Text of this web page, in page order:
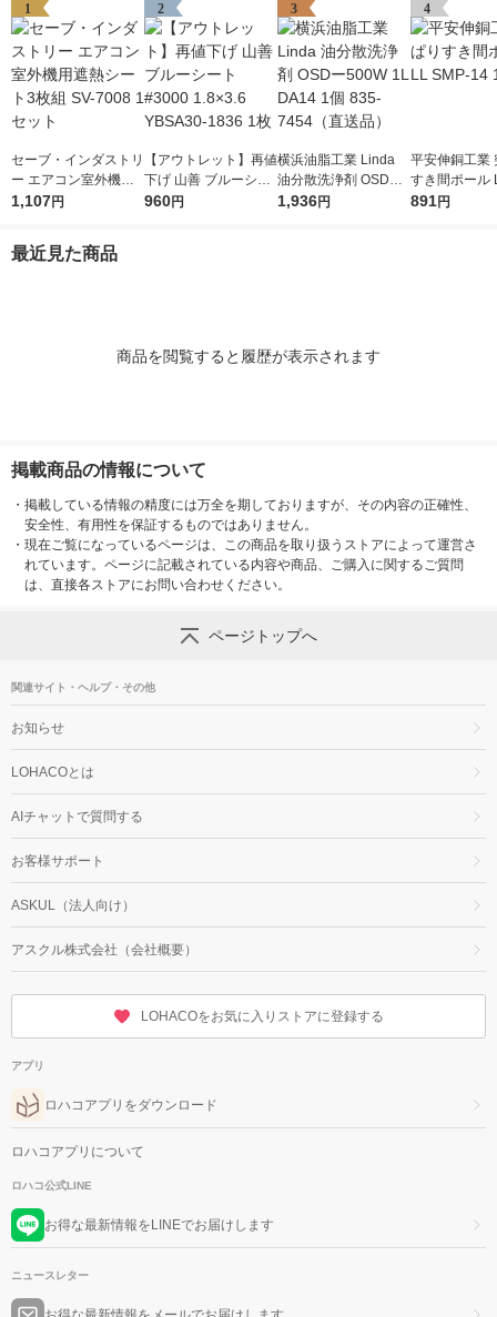
1
セーブ・インダストリ
ー エアコン室外機用
遮熱シート3枚組 SV-7
1,107円
2
【アウトレット】再値
下げ 山善 ブルーシー
ト #3000 1.8×3.6 YB
960円
3
横浜油脂工業 Linda
油分散洗浄剤 OSDー5
00W 1L DA14 1個 83
1,936円
4
平安伸銅工業
すき間ポール
-14 1個
891円
最近見た商品
商品を閲覧すると履歴が表示されます
掲載商品の情報について
・ 掲載している情報の精度には万全を期しておりますが、その内容の正確性、
安全性、有用性を保証するものではありません。
・ 現在ご覧になっているページは、この商品を取り扱うストアによって運営さ
れています。ページに記載されている内容や商品、ご購入に関するご質問
は、直接各ストアにお問い合わせください。
ページトップへ
関連サイト・ヘルプ・その他
お知らせ
LOHACOとは
AIチャットで質問する
お客様サポート
ASKUL（法人向け）
アスクル株式会社（会社概要）
LOHACOをお気に入りストアに登録する
アプリ
ロハコアプリをダウンロード
ロハコアプリについて
ロハコ公式LINE
お得な最新情報をLINEでお届けします
ニュースレター